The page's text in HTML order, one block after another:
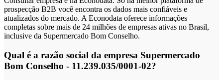
prospecção B2B você encontra os dados mais confiáveis e
atualizados do mercado. A Econodata oferece informações
completas sobre mais de 24 milhões de empresas ativas no Brasil,
inclusive da Supermercado Bom Conselho.
Qual é a razão social da empresa Supermercado
Bom Conselho - 11.239.035/0001-02?